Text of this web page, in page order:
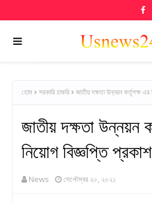
হোম সরকারি চাকরি জাতীয় দক্ষতা উন্নয়ন কর্তৃপক্ষ এর
জাতীয় দক্ষতা উন্নয়ন
নিয়োগ বিজ্ঞপ্তি প্রকাশ
News সেপ্টেম্বর ২০, ২০২১